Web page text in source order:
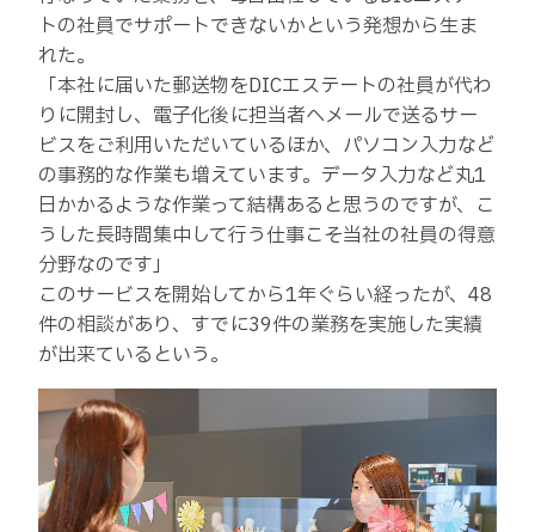
トの社員でサポートできないかという発想から生ま
れた。
「本社に届いた郵送物をDICエステートの社員が代わ
りに開封し、電子化後に担当者へメールで送るサー
ビスをご利用いただいているほか、パソコン入力など
の事務的な作業も増えています。データ入力など丸1
日かかるような作業って結構あると思うのですが、こ
うした長時間集中して行う仕事こそ当社の社員の得意
分野なのです」
このサービスを開始してから1年ぐらい経ったが、48
件の相談があり、すでに39件の業務を実施した実績
が出来ているという。